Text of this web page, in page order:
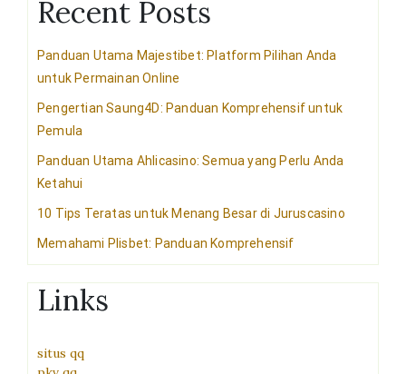
Recent Posts
Panduan Utama Majestibet: Platform Pilihan Anda
untuk Permainan Online
Pengertian Saung4D: Panduan Komprehensif untuk
Pemula
Panduan Utama Ahlicasino: Semua yang Perlu Anda
Ketahui
10 Tips Teratas untuk Menang Besar di Juruscasino
Memahami Plisbet: Panduan Komprehensif
Links
situs qq